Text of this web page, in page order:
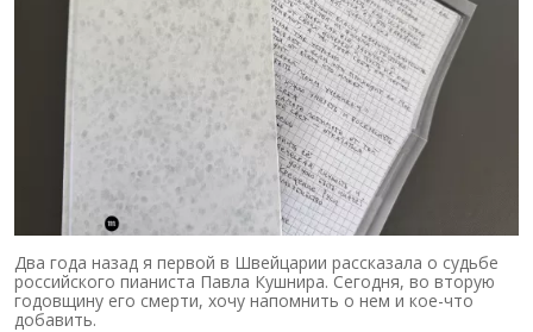
Два года назад я первой в Швейцарии рассказала о судьбе
российского пианиста Павла Кушнира. Сегодня, во вторую
годовщину его смерти, хочу напомнить о нем и кое-что
добавить.